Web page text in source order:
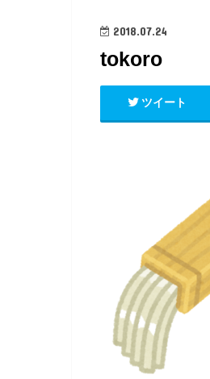
2018.07.24
tokoro
ツイート